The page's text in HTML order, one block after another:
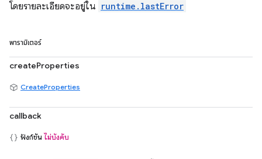
โดยรายละเอียดจะอยู่ใน runtime.lastError
พารามิเตอร์
createProperties
CreateProperties
callback
ฟังก์ชัน ไม่บังคับ